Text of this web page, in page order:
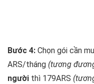
Bước 4: Chọn gói cần
ARS/tháng (tương
người thì 179ARS